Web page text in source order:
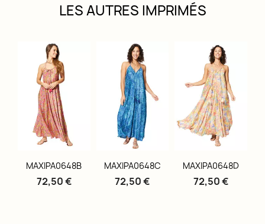
LES AUTRES IMPRIMÉS
MAXIPA0648B
72,50 €
MAXIPA0648C
72,50 €
MAXIPA0648D
72,50 €